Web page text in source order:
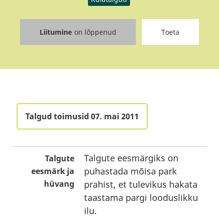
Liitumine on lõppenud Toeta
Talgud toimusid 07. mai 2011
Talgute
eesmärk ja
hüvang
Talgute eesmärgiks on
puhastada mõisa park
prahist, et tulevikus hakata
taastama pargi looduslikku
ilu.